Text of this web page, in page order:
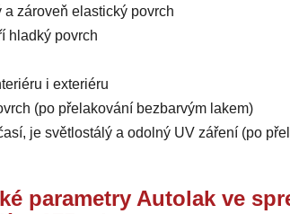
a zároveň elastický povrch
hladký povrch
i exteriéru
(po přelakování bezbarvým lakem)
je světlostálý a odolný UV záření (po
parametry Autolak ve